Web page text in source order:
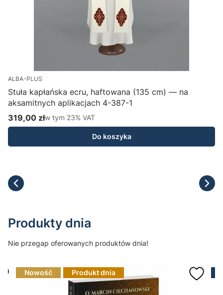
ALBA-PLUS
Stuła kapłańska ecru, haftowana (135 cm) — na
aksamitnych aplikacjach 4-387-1
Cena brutto
319,00 złw tym %s VAT
w tym 23% VAT
Do koszyka
Produkty dnia
Nie przegap oferowanych produktów dnia!
Nowość Produkt dnia